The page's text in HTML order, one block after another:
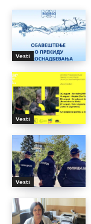
Vesti
Vesti
Vesti